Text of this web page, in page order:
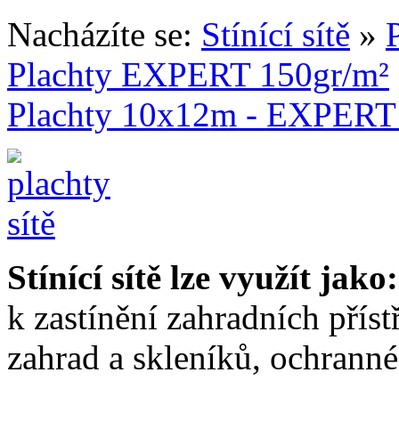
Nacházíte se: Stínící sítě »
Plachty EXPERT 150gr/m²
Plachty 10x12m -
Stínící sítě lze využít jako:
k zastínění zahradních
zahrad a skleníků,